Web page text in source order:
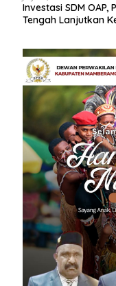
Investasi SDM
Tengah Lanjutkan